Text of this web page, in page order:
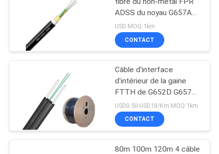
ADSS du noyau G657A1
G657A2 OS1 OS2
USD MOQ:1km
CONTACT
Câble d'interface
d'intérieur de la gaine
FTTH de G652D G657A1
G657A2 LSZH
USD0.50-USD18/Km MOQ:1km
CONTACT
80m 100m 120m 4 câble